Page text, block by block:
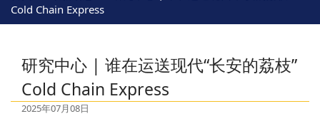
Cold Chain Express
研究中心 | 谁在运送现代“长安的荔枝”
Cold Chain Express
2025年07月08日